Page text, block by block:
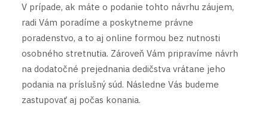
V prípade, ak máte o podanie tohto návrhu záujem,
radi Vám poradíme a poskytneme právne
poradenstvo, a to aj online formou bez nutnosti
osobného stretnutia. Zároveň Vám pripravíme návrh
na dodatočné prejednania dedičstva vrátane jeho
podania na príslušný súd. Následne Vás budeme
zastupovať aj počas konania.